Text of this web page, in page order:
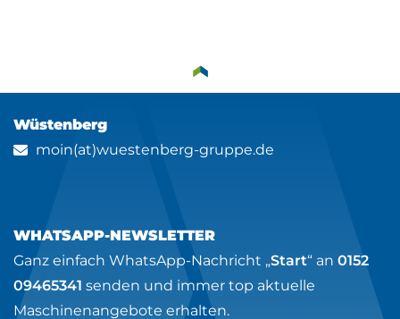
Wüstenberg
moin(at)wuestenberg-gruppe.de
WHATSAPP-NEWSLETTER
Ganz einfach WhatsApp-Nachricht „Start“ an 0152
09465341 senden und immer top aktuelle
Maschinenangebote erhalten.